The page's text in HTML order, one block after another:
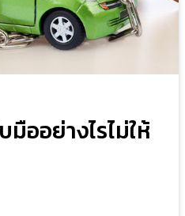
ออย่างไรไม่ให้